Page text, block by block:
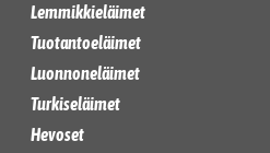
Lemmikkieläimet
Tuotantoeläimet
Luonnoneläimet
Turkiseläimet
Hevoset